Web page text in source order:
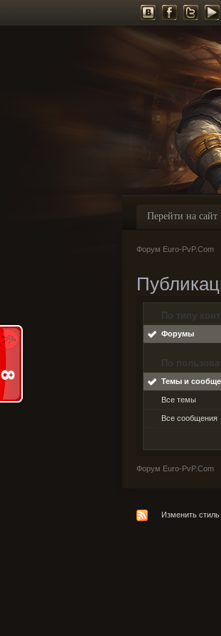
Перейти на сайт
Форум Euro-PvP.Com
По типу
Форумы
По
Темы и
Все темы
Все сообщения
Форум Euro-PvP.Com
Изменить стиль